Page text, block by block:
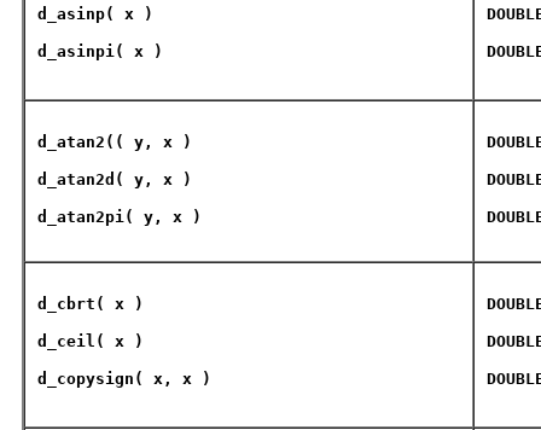
d_asinp( x )
d_asinpi ( x )
d_atan2 (( y, x )
d_atan2d ( y, x )
d_atan2pi ( y, x )
d_cbrt ( x )
d_ceil ( x )
d_copysign ( x, x )